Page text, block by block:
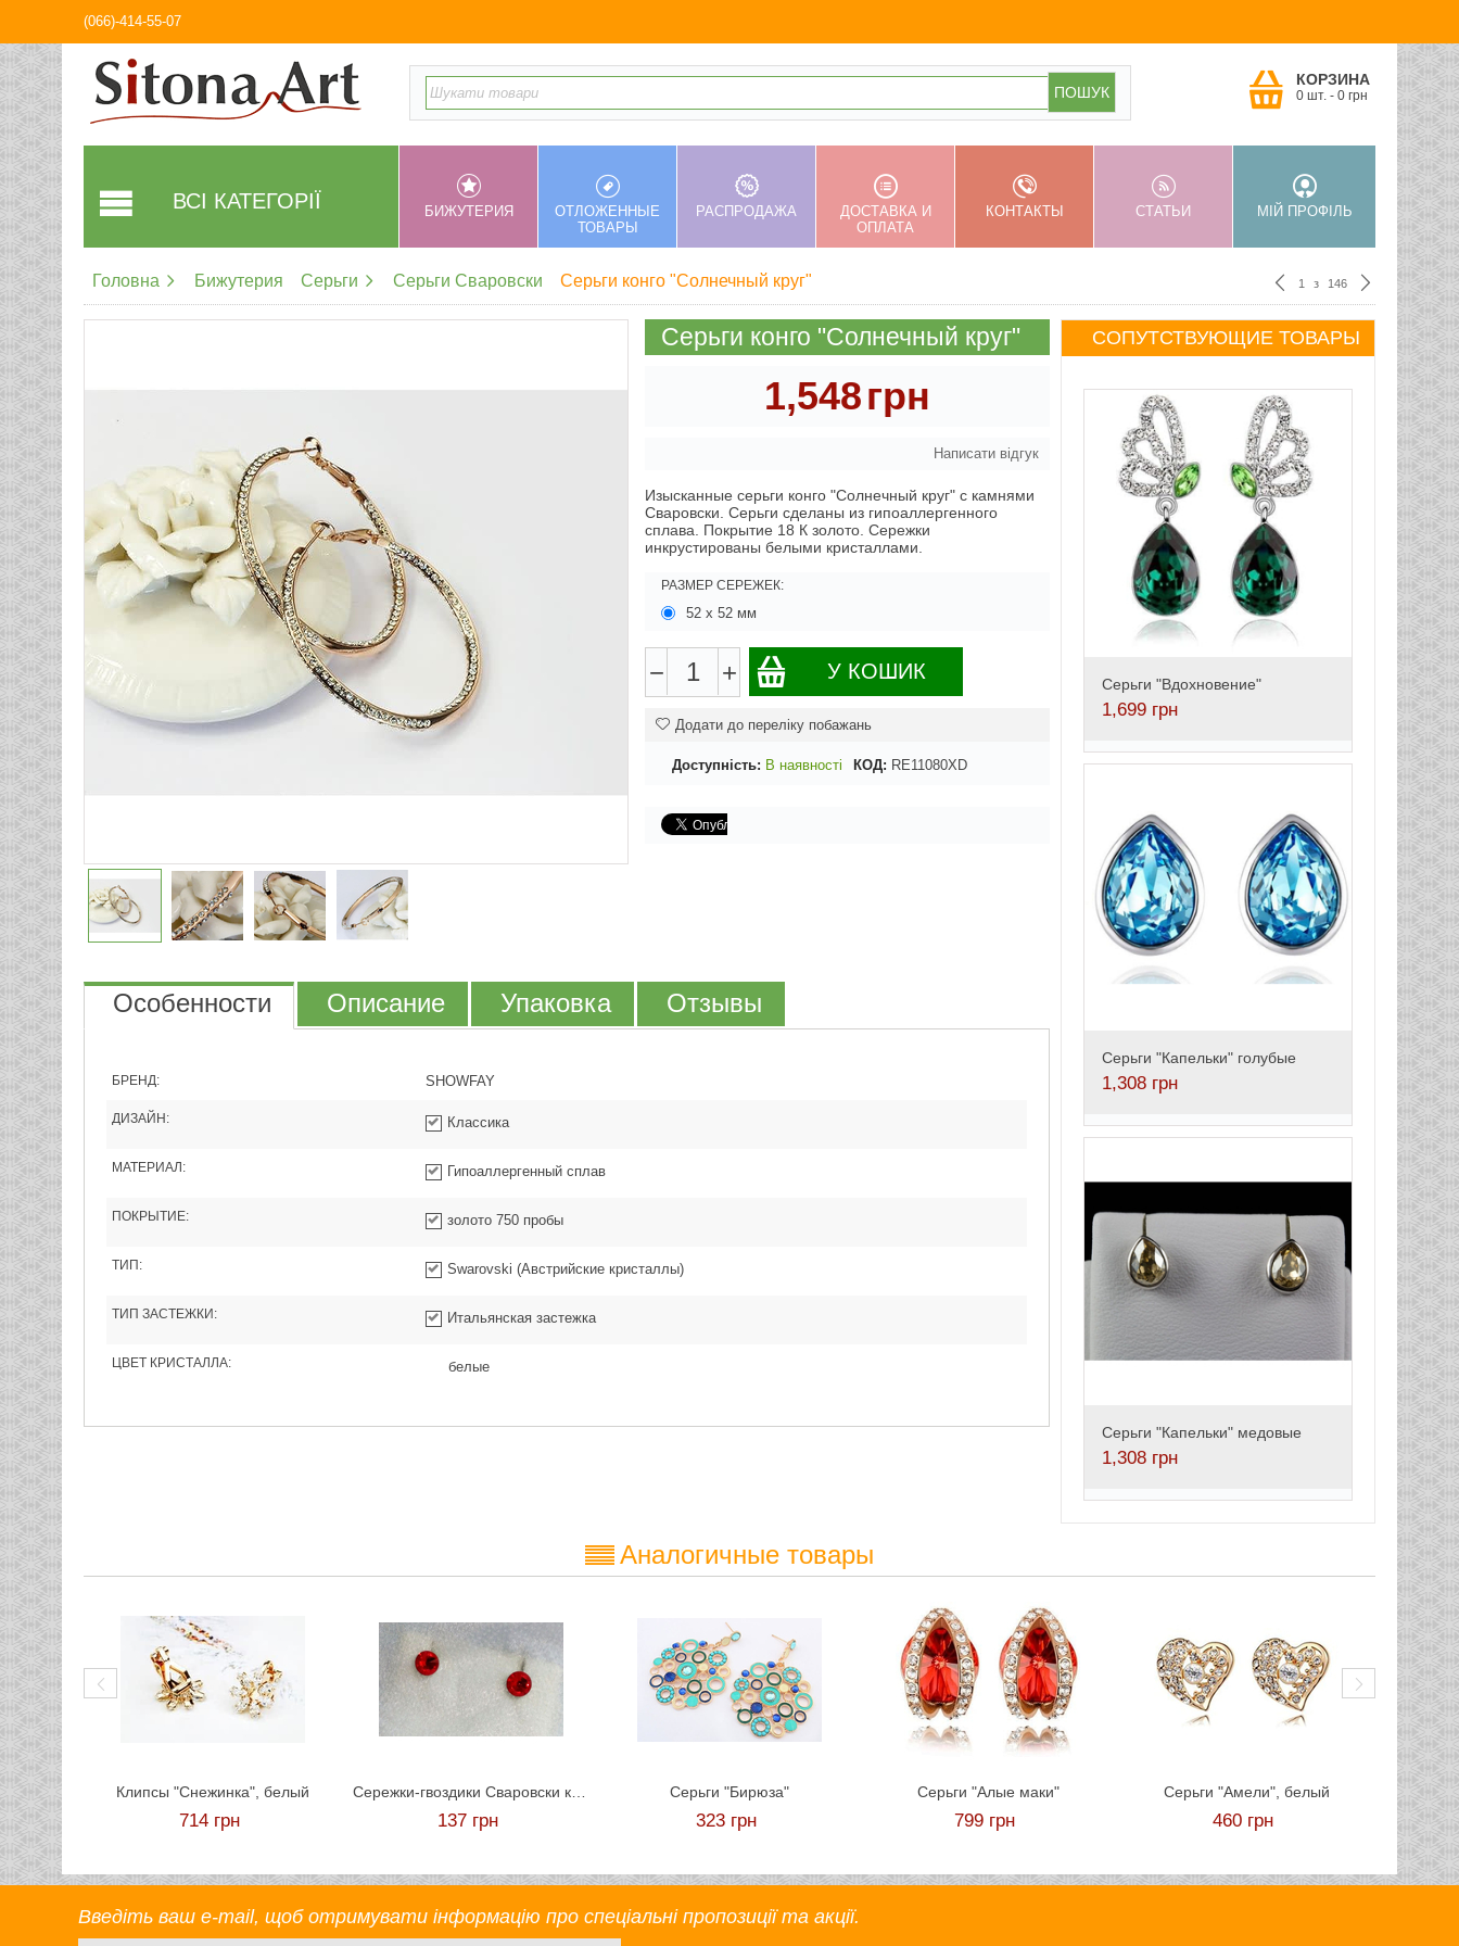
(066)-414-55-07
КОРЗИНА
0 шт. - 0 грн
ВСІ КАТЕГОРІЇ БИЖУТЕРИЯ
ОТЛОЖЕННЫЕ
ТОВАРЫ
РАСПРОДАЖА
ДОСТАВКА И
ОПЛАТА
КОНТАКТЫ СТАТЬИ МІЙ ПРОФІЛЬ
Головна Бижутерия Серьги Серьги Сваровски Cерьги конго "Солнечный круг" 1 з 146
Cерьги конго "Солнечный круг"
1,548грн
Написати відгук
Изысканные серьги конго "Солнечный круг" с камнями
Сваровски. Серьги сделаны из гипоаллергенного
сплава. Покрытие 18 К золото. Сережки
инкрустированы белыми кристаллами.
РАЗМЕР СЕРЕЖЕК:
52 х 52 мм
− + У КОШИК
Додати до переліку побажань
Доступність: В наявності КОД: RE11080XD
Особенности Описание Упаковка Отзывы
БРЕНД: SHOWFAY
ДИЗАЙН: Классика
МАТЕРИАЛ: Гипоаллергенный сплав
ПОКРЫТИЕ: золото 750 пробы
ТИП: Swarovski (Австрийские кристаллы)
ТИП ЗАСТЕЖКИ: Итальянская застежка
ЦВЕТ КРИСТАЛЛА: белые
СОПУТСТВУЮЩИЕ ТОВАРЫ
Серьги "Вдохновение"
1,699 грн
Серьги "Капельки" голубые
1,308 грн
Серьги "Капельки" медовые
1,308 грн
Аналогичные товары
Клипсы "Снежинка", белый
714 грн 137 грн
Серьги "Бирюза"
323 грн
Серьги "Алые маки"
799 грн
Серьги "Амели", белый
460 грн
Введіть ваш e-mail, щоб отримувати інформацію про спеціальні пропозиції та акції.